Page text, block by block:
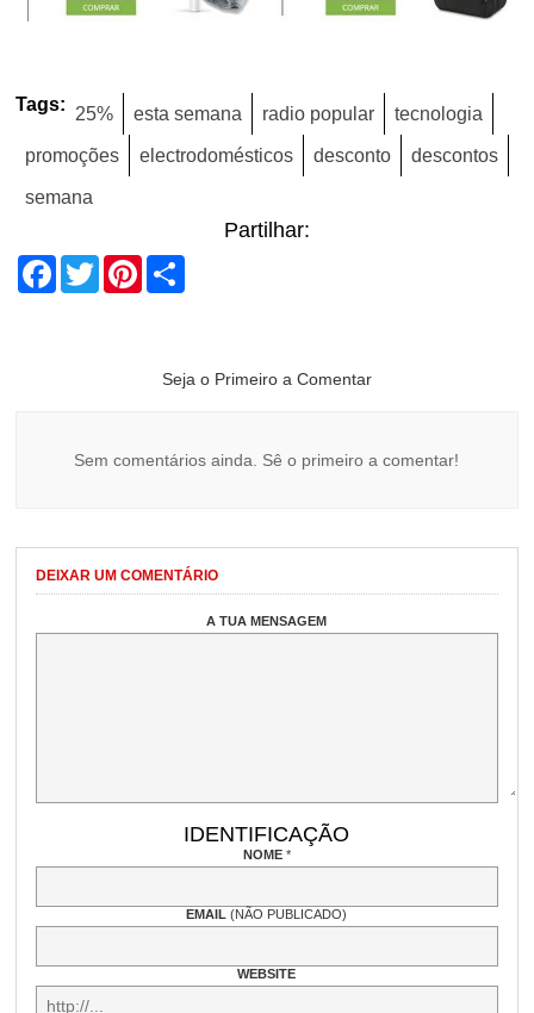
Tags: 25% esta semana radio popular tecnologia
promoções electrodomésticos desconto descontos
semana
Partilhar:
Facebook
TwitterPinterest
Seja o Primeiro a Comentar
Sem comentários ainda. Sê o primeiro a comentar!
DEIXAR UM COMENTÁRIO
A TUA MENSAGEM
IDENTIFICAÇÃO
NOME *
EMAIL(NÃO PUBLICADO)
WEBSITE